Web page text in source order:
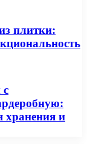
плитки:
хранения и